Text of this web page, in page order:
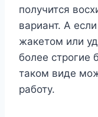
получится
вариант. А
жакетом или
более строгие
таком виде
работу.